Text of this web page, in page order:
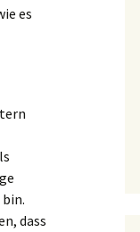
es
dass